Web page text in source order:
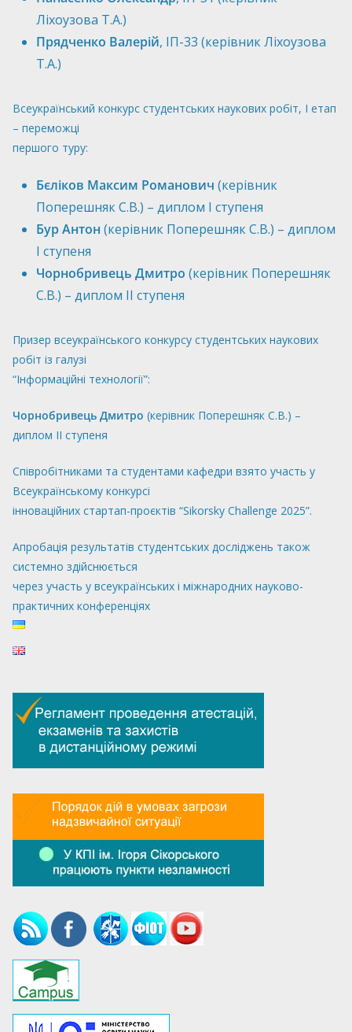
Ліхоузова Т.А.)
Прядченко Валерій, ІП-33 (керівник Ліхоузова
Т.А.)
Всеукраїнський конкурс студентських наукових робіт, І етап
– переможці
першого туру:
Бєліков Максим Романович (керівник
Поперешняк С.В.) – диплом І ступеня
Бур Антон (керівник Поперешняк С.В.) – диплом
І ступеня
Чорнобривець Дмитро (керівник Поперешняк
С.В.) – диплом ІІ ступеня
Призер всеукраїнського конкурсу студентських наукових
робіт із галузі
“Інформаційні технології”:
Чорнобривець Дмитро (керівник Поперешняк С.В.) –
диплом ІІ ступеня
Співробітниками та студентами кафедри взято участь у
Всеукраїнському конкурсі
інноваційних стартап-проєктів “Sikorsky Challenge 2025”.
Апробація результатів студентських досліджень також
системно здійснюється
через участь у всеукраїнських і міжнародних науково-
практичних конференціях